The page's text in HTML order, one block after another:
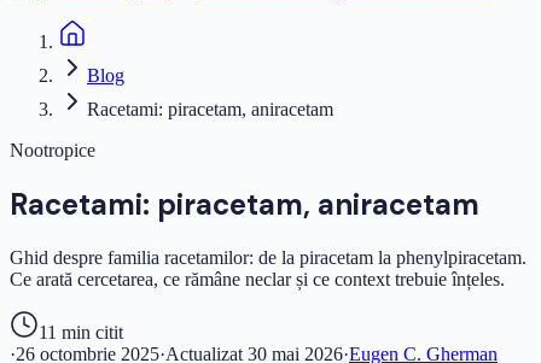
Blog
Racetami: piracetam, aniracetam
Nootropice
Racetami: piracetam, aniracetam
Ghid despre familia racetamilor: de la piracetam la phenylpiracetam.
Ce arată cercetarea, ce rămâne neclar și ce context trebuie înțeles.
11 min citit
·26 octombrie 2025·Actualizat 30 mai 2026·Eugen C. Gherman